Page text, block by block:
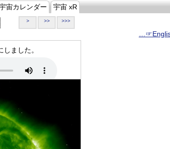
宙カレンダー 宇宙 xR
> >> >>>
しました。